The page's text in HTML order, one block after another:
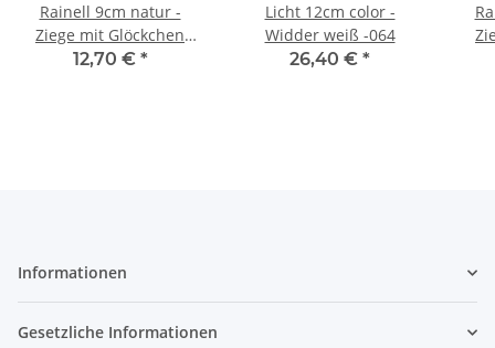
Rainell 9cm natur -
Ziege mit Glöckchen
-054
12,70 € *
Licht 12cm color -
Widder weiß -064
26,40 € *
Informationen
Gesetzliche Informationen